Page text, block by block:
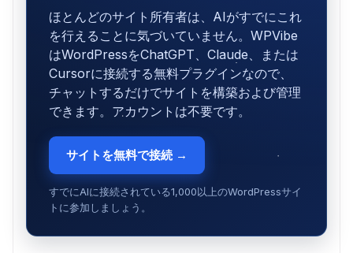
ほとんどのサイト所有者は、AIがすでにこれ
を行えることに気づいていません。WPVibe
はWordPressをChatGPT、Claude、または
Cursorに接続する無料プラグインなので、
チャットするだけでサイトを構築および管理
できます。アカウントは不要です。
サイトを無料で接続 →
すでにAIに接続されている1,000以上のWordPressサイ
トに参加しましょう。